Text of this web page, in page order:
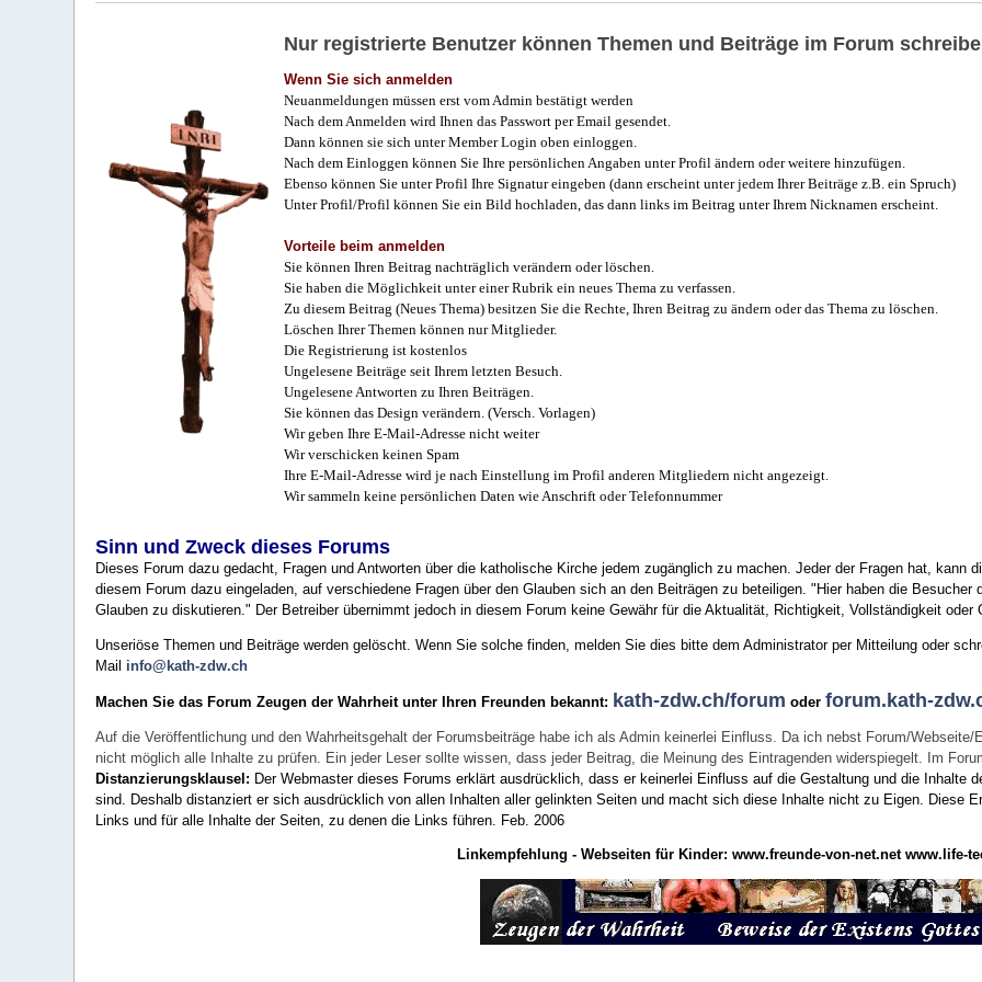
Nur registrierte Benutzer können Themen und Beiträge im Forum
Wenn Sie sich anmelden
Neuanmeldungen müssen erst vom Admin bestätigt werden
Nach dem Anmelden wird Ihnen das Passwort per Email gesendet.
Dann können sie sich unter Member Login oben einloggen.
Nach dem Einloggen können Sie Ihre persönlichen Angaben unter Profil ändern oder weitere hinzufügen.
Ebenso können Sie unter Profil Ihre Signatur eingeben (dann erscheint unter jedem Ihrer Beiträge z.B. ein Spruch)
Unter Profil/Profil können Sie ein Bild hochladen, das dann links im Beitrag unter Ihrem Nicknamen erscheint.
Vorteile beim anmelden
Sie können Ihren Beitrag nachträglich verändern oder löschen.
Sie haben die Möglichkeit unter einer Rubrik ein neues Thema zu verfassen.
Zu diesem Beitrag (Neues Thema) besitzen Sie die Rechte, Ihren Beitrag zu ändern oder das Thema zu löschen.
Löschen Ihrer Themen können nur Mitglieder.
Die Registrierung ist kostenlos
Ungelesene Beiträge seit Ihrem letzten Besuch.
Ungelesene Antworten zu Ihren Beiträgen.
Sie können das Design verändern. (Versch. Vorlagen)
Wir geben Ihre E-Mail-Adresse nicht weiter
Wir verschicken keinen Spam
Ihre E-Mail-Adresse wird je nach Einstellung im Profil anderen Mitgliedern nicht angezeigt.
Wir sammeln keine persönlichen Daten wie Anschrift oder Telefonnummer
Sinn und Zweck dieses Forums
Dieses Forum dazu gedacht, Fragen und Antworten über die katholische Kirche jedem zugänglich zu machen. Jeder der Fragen hat, kann
diesem Forum dazu eingeladen, auf verschiedene Fragen über den Glauben sich an den Beiträgen zu beteiligen. "Hier haben die
Glauben zu diskutieren." Der Betreiber übernimmt jedoch in diesem Forum keine Gewähr für die Aktualität, Richtigkeit, Vollständigkeit
Unseriöse Themen und Beiträge werden gelöscht. Wenn Sie solche finden, melden Sie dies bitte dem Administrator per Mitteilung oder
Mail info@kath-zdw.ch
Machen Sie das Forum Zeugen der Wahrheit unter Ihren Freunden bekannt: kath-zdw.ch/forum oderforum.kath-
Auf die Veröffentlichung und den Wahrheitsgehalt der Forumsbeiträge habe ich als Admin keinerlei Einfluss. Da ich nebst Forum/
nicht möglich alle Inhalte zu prüfen. Ein jeder Leser sollte wissen, dass jeder Beitrag, die Meinung des Eintragenden widerspiegelt. Im
Distanzierungsklausel: Der Webmaster dieses Forums erklärt ausdrücklich, dass er keinerlei Einfluss auf die Gestaltung und die Inhalte
sind. Deshalb distanziert er sich ausdrücklich von allen Inhalten aller gelinkten Seiten und macht sich diese Inhalte nicht zu Eigen. Diese
Links und für alle Inhalte der Seiten, zu denen die Links führen. Feb. 2006
Linkempfehlung - Webseiten für Kinder: www.freunde-von-net.net www.life-